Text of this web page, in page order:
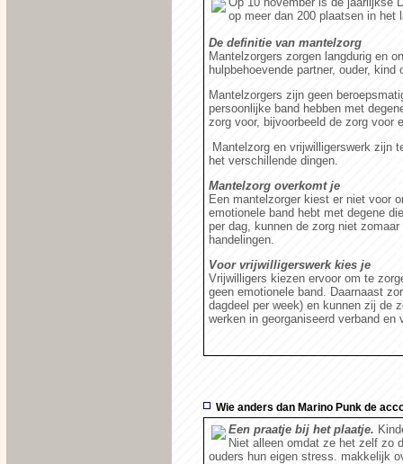
op meer dan 200 plaatsen in
De definitie van mantelzorg
Mantelzorgers zorgen langdurig en
hulpbehoevende partner, ouder,
Mantelzorgers zijn geen
persoonlijke band hebben met
zorg voor, bijvoorbeeld de zorg voor
Mantelzorg en vrijwilligerswerk zijn
het verschillende dingen.
Mantelzorg overkomt je
Een mantelzorger kiest er niet voor
emotionele band hebt met degene
per dag, kunnen de zorg niet
handelingen.
Voor vrijwilligerswerk kies je
Vrijwilligers kiezen ervoor om te
geen emotionele band. Daarnaast
dagdeel per week) en kunnen zij de
werken in georganiseerd verband
Wie anders dan Marino Punk de
Een praatje bij het plaatje.
Niet alleen omdat ze het zelf zo
ouders hun eigen stress. makkelijk